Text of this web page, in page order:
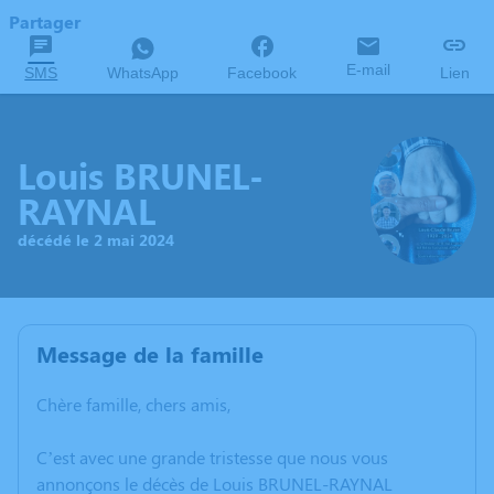
Partager
SMS WhatsApp Facebook E-mail Lien
Louis BRUNEL-
RAYNAL
décédé le 2 mai 2024
Message de la famille
Chère famille, chers amis,
C’est avec une grande tristesse que nous vous
annonçons le décès de Louis BRUNEL-RAYNAL